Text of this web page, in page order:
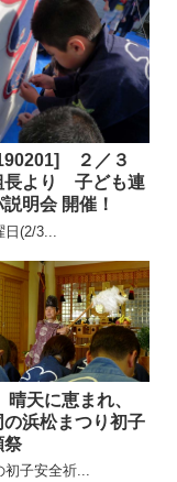
２／３
長より 子ども連
明会 開催！
(2/3...
天に恵まれ、
の浜松まつり初子
祭
初子安全祈...